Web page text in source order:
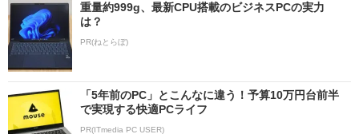
重量約999g、最新CPU搭載のビジネスPCの実力
は？
PR(ねとらぼ)
「5年前のPC」とこんなに違う！予算10万円台前半
で実現する快適PCライフ
PR(ITmedia PC USER)